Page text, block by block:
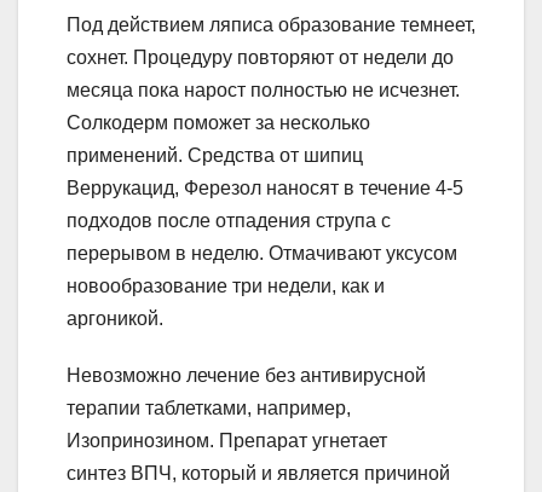
Под действием ляписа образование темнеет,
сохнет. Процедуру повторяют от недели до
месяца пока нарост полностью не исчезнет.
Солкодерм поможет за несколько
применений. Средства от шипиц
Веррукацид, Ферезол наносят в течение 4-5
подходов после отпадения струпа с
перерывом в неделю. Отмачивают уксусом
новообразование три недели, как и
аргоникой.
Невозможно лечение без антивирусной
терапии таблетками, например,
Изопринозином. Препарат угнетает
синтез ВПЧ, который и является причиной